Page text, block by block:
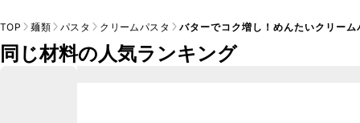
TOP 麺類 パスタ クリームパスタ バターでコク増し！めんたいクリーム
同じ材料の人気ランキング